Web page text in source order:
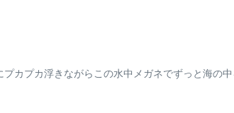
カプカ浮きながらこの水中メガネでずっと海の